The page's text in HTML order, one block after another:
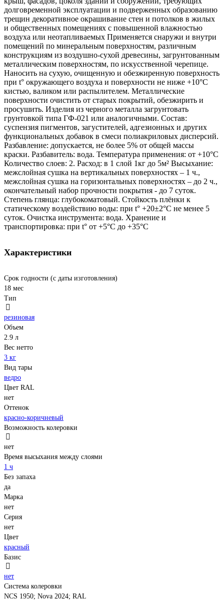
долговременной эксплуатации и подверженных образованию
трещин декоративное окрашивание стен и потолков в жилых
и общественных помещениях с повышенной влажностью
воздуха или неотапливаемых Применяется снаружи и внутри
помещений по минеральным поверхностям, различным
конструкциям из воздушно-сухой древесины, загрунтованным
металлическим поверхностям, по искусственной черепице.
Наносить на сухую, очищенную и обезжиренную поверхность
при t° окружающего воздуха и поверхности не ниже +10°С
кистью, валиком или распылителем. Металлические
поверхности очистить от старых покрытий, обезжирить и
просушить. Изделия из черного металла загрунтовать
грунтовкой типа ГФ-021 или аналогичными. Состав:
суспензия пигментов, загустителей, адгезионных и других
функциональных добавок в смеси полиакриловых дисперсий.
Разбавление: допускается, не более 5% от общей массы
краски. Разбавитель: вода. Температура применения: от +10°С
Количество слоев: 2. Расход: в 1 слой 1кг до 5м² Высыхание:
межслойная сушка на вертикальных поверхностях – 1 ч.,
межслойная сушка на горизонтальных поверхностях – до 2 ч.,
окончательный набор прочности покрытия - до 7 суток.
Степень глянца: глубокоматовый. Стойкость плёнки к
статическому воздействию воды: при t° +20±2°C не менее 5
суток. Очистка инструмента: вода. Хранение и
транспортировка: при t° от +5°С до +35°С
Характеристики
Срок годности (с даты изготовления)
18 мес
Тип
резиновая
Объем
2.9 л
Вес нетто
3 кг
Вид тары
ведро
Цвет RAL
нет
Оттенок
красно-коричневый
Возможность колеровки
нет
Время высыхания между слоями
1 ч
Без запаха
да
Марка
нет
Серия
нет
Цвет
красный
Базис
нет
Система колеровки
NCS 1950; Nova 2024; RAL